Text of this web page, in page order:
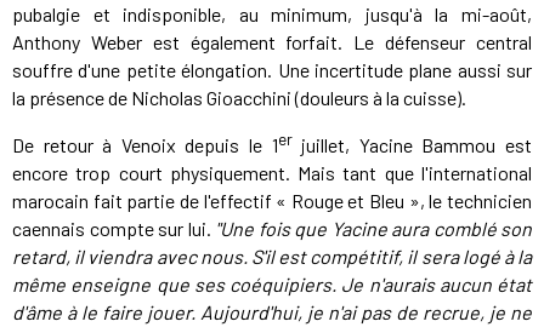
pubalgie et indisponible, au minimum, jusqu'à la mi-août,
Anthony Weber est également forfait. Le défenseur central
souffre d'une petite élongation. Une incertitude plane aussi sur
la présence de Nicholas Gioacchini (douleurs à la cuisse).
De retour à Venoix depuis le 1erjuillet, Yacine Bammou est
encore trop court physiquement. Mais tant que l'international
marocain fait partie de l'effectif « Rouge et Bleu », le technicien
caennais compte sur lui. "Une fois que Yacine aura comblé son
retard, il viendra avec nous. S'il est compétitif, il sera logé à la
même enseigne que ses coéquipiers. Je n'aurais aucun état
d'âme à le faire jouer. Aujourd'hui, je n'ai pas de recrue, je ne